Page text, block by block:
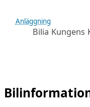
Anläggning
Bilia Kungens